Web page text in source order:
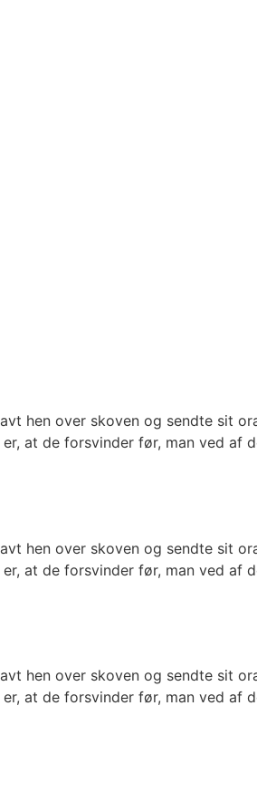
hen over skoven og sendte sit
at de forsvinder før, man ved
hen over skoven og sendte sit
at de forsvinder før, man ved
hen over skoven og sendte sit
at de forsvinder før, man ved